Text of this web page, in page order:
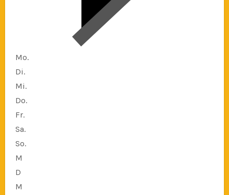
Mo.
Di.
Mi.
Do.
Fr.
Sa.
So.
M
D
M